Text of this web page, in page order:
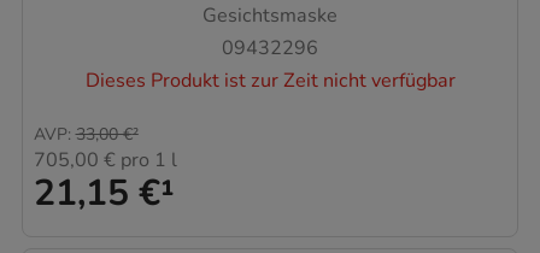
Gesichtsmaske
09432296
Dieses Produkt ist zur Zeit nicht verfügbar
21,15 €¹
AVP: 33,00 €²
705,00 € pro 1 l